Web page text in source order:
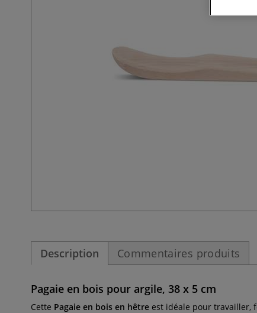
Description Commentaires produits
Pagaie en bois pour argile, 38 x 5 cm
Cette Pagaie en bois en hêtre est idéale pour travailler,